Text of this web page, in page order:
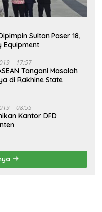
Sultan Paser 18,
Equipment
| 17:57
Tangani Masalah
di Rakhine State
| 08:55
Kantor DPD